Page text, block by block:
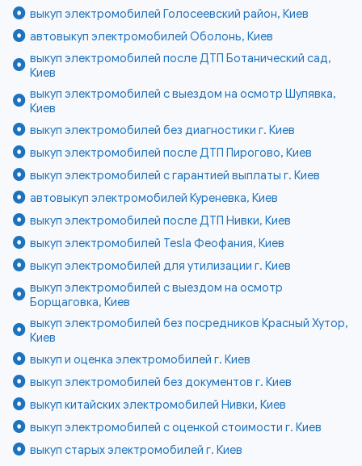
выкуп электромобилей Голосеевский район, Киев
автовыкуп электромобилей Оболонь, Киев
выкуп электромобилей после ДТП Ботанический сад,
Киев
выкуп электромобилей с выездом на осмотр Шулявка,
Киев
выкуп электромобилей без диагностики г. Киев
выкуп электромобилей после ДТП Пирогово, Киев
выкуп электромобилей с гарантией выплаты г. Киев
автовыкуп электромобилей Куреневка, Киев
выкуп электромобилей после ДТП Нивки, Киев
выкуп электромобилей Tesla Феофания, Киев
выкуп электромобилей для утилизации г. Киев
выкуп электромобилей с выездом на осмотр
Борщаговка, Киев
выкуп электромобилей без посредников Красный Хутор,
Киев
выкуп и оценка электромобилей г. Киев
выкуп электромобилей без документов г. Киев
выкуп китайских электромобилей Нивки, Киев
выкуп электромобилей с оценкой стоимости г. Киев
выкуп старых электромобилей г. Киев